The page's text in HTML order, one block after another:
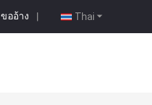
Thai
ขออ้าง |